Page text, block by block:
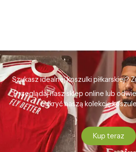
Szukasz idealnej koszulki piłkarskiej?
Przeglądaj nasz sklep online lub
odkryć naszą kolekcję
Kup teraz